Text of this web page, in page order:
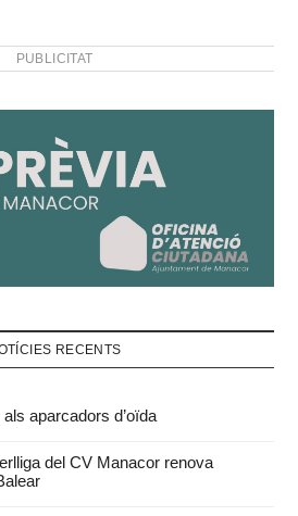
PUBLICITAT
RECENTS
aparcadors d’oïda
del CV Manacor renova